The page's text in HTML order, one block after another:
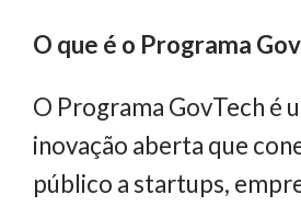
O que é o Programa
O Programa GovTech é
inovação aberta que
público a startups,